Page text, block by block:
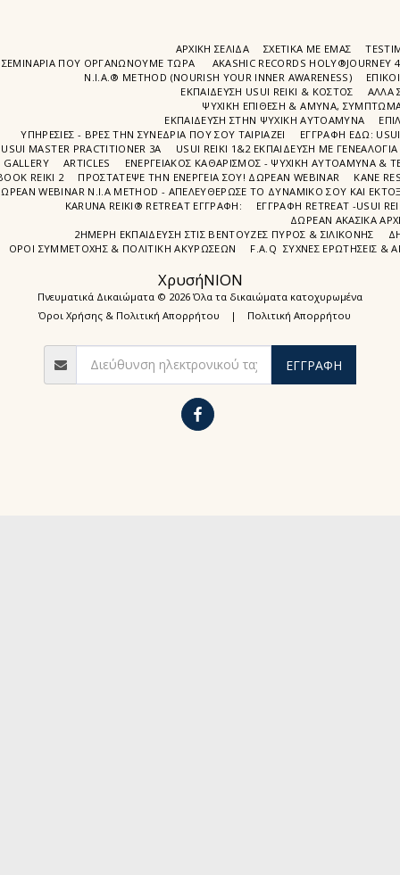
ΧρυσήΝΙΟΝ
Πνευματικά Δικαιώματα © 2026 Όλα τα δικαιώματα κατοχυρωμένα
Όροι Χρήσης & Πολιτική Απορρήτου | Πολιτική Απορρήτου
ΑΡΧΙΚΉ ΣΕΛΊΔΑ ΣΧΕΤΙΚΆ ΜΕ ΕΜΆΣ
ΣΕΜΙΝΆΡΙΑ ΠΟΥ ΟΡΓΑΝΏΝΟΥΜΕ ΤΩΡΑ
AKASHIC RECORDS
N.I.A.® METHOD (NOURISH YOUR INNER AWARENESS)
ΕΚΠΑΙΔΕΥΣΗ USUI REIKI & ΚΟΣΤΟΣ
ΑΛΛΑ
ΨΥΧΙΚΉ ΕΠΊΘΕΣΗ & ΆΜΥΝΑ,
ΕΚΠΑΊΔΕΥΣΗ ΣΤΗΝ ΨΥΧΙΚΗ ΑΥΤΟΑΜΥΝΑ
ΥΠΗΡΕΣΙΕΣ - ΒΡΕΣ ΤΗΝ ΣΥΝΕΔΡΙΑ ΠΟΥ ΣΟΥ ΤΑΙΡΙΑΖΕΙ
ΕΓΓΡΑΦΉ EΔΩ:
USUI MASTER PRACTITIONER 3A
USUI REIKI 1&2 EΚΠΑΙΔΕΥΣΗ ΜΕ ΓΕΝΕΑΛΟΓΙΑ
GALLERY
ARTICLES
ΕΝΕΡΓΕΙΑΚΟΣ ΚΑΘΑΡΙΣΜΟΣ - ΨΥΧΙΚΗ ΑΥΤΟΑΜΥΝΑ &
REIKI 2
ΠΡΟΣΤΆΤΕΨΕ ΤΗΝ ΕΝΈΡΓΕΙΆ ΣΟΥ! ΔΩΡΕΑΝ WEBINAR
ΚΑΝΕ
WEBINAR Ν.Ι.Α METHOD - ΑΠΕΛΕΥΘΈΡΩΣΕ ΤΟ ΔΥΝΑΜΙΚΌ ΣΟΥ ΚΑΙ
KARUNA REIKI® RETREAT ΕΓΓΡΑΦΉ:
ΕΓΓΡΑΦΗ RETREAT -USUI
ΔΩΡΕΑΝ ΑΚΑΣΙΚΆ
2ΗΜΕΡΗ ΕΚΠΑΊΔΕΥΣΗ ΣΤΙΣ ΒΕΝΤΟΎΖΕΣ ΠΥΡΌΣ & ΣΙΛΙΚΌΝΗΣ
ΌΡΟΙ ΣΥΜΜΕΤΟΧΉΣ & ΠΟΛΙΤΙΚΉ ΑΚΥΡΏΣΕΩΝ
F.A.Q ΣΥΧΝΈΣ ΕΡΩΤΉΣΕΙΣ &
ΕΓΓΡΑΦΉ